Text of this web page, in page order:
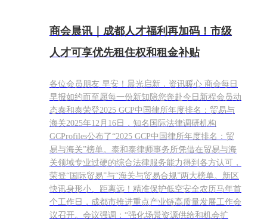
商会晨讯｜成都人才福利再加码！市级
人才可享优先租住权和租金补贴
各位会员朋友 早安！晨光启新，资讯暖心 商会每日
早报如约而至愿每一份新知陪您奔赴今日新程会员动
态泰和泰荣登2025 GCP中国律所年度排名：贸易与
海关2025年12月16日，知名国际法律调研机构
GCProfiles公布了“2025 GCP中国律所年度排名：贸
易与海关”榜单。泰和泰律师事务所凭借在贸易与海
关领域专业过硬的综合法律服务能力得到各方认可，
荣登“国际贸易”与“海关与贸易合规”两大榜单。新区
快讯身形小、距离远！精准保护低空安全农历马年首
个工作日，成都市推进重点产业链高质量发展工作会
议召开。会议强调：“强化场景资源供给和机会扩